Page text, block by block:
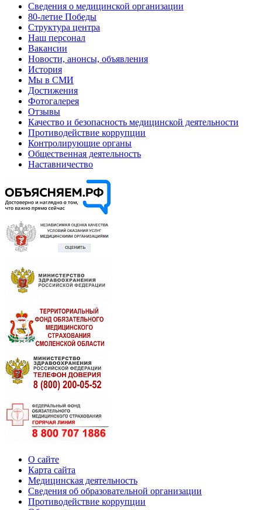
Сведения о медицинской организации
80-летие Победы
Структура центра
Наш персонал
Вакансии
Новости, анонсы, объявления
История
Мы в СМИ
Достижения
Фотогалерея
Отзывы
Качество и безопасность медицинской деятельности
Противодействие коррупции
Контролирующие органы
Общественная деятельность
Наставничество
О сайте
Карта сайта
Медицинская деятельность
Сведения об образовательной организации
Противодействие коррупции